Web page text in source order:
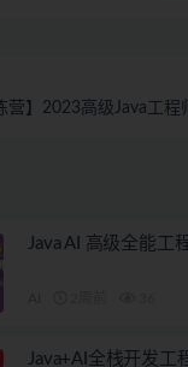
营】2023高级Java工程
Java AI 高级全能工
Java+AI全栈开发工